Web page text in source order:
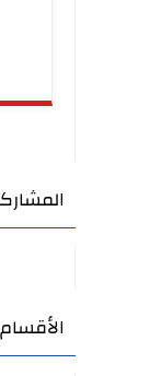
الأقسام